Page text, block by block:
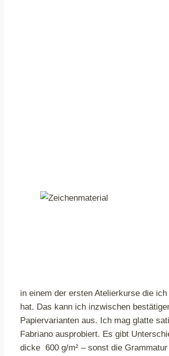
in einem der ersten Atelierkurse die
hat. Das kann ich inzwischen
Papiervarianten aus. Ich mag glatte
Fabriano ausprobiert. Es gibt
dicke 600 g/m² – sonst die